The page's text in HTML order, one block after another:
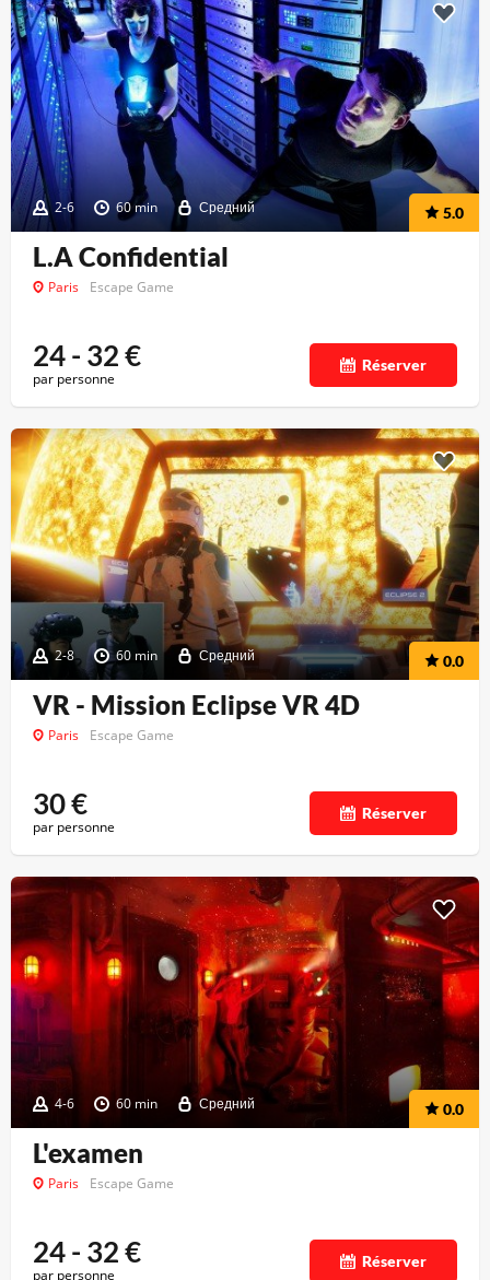
2-6 60 min Средний 5.0
L.A Confidential
Paris Escape Game
24 - 32€
par personne
Réserver
2-8 60 min Средний 0.0
VR - Mission Eclipse VR 4D
Paris Escape Game
30€
par personne
Réserver
4-6 60 min Средний 0.0
L'examen
Paris Escape Game
24 - 32€
par personne
Réserver